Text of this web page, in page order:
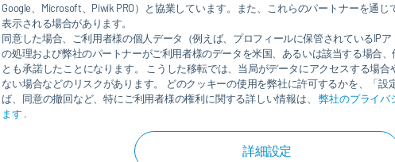
Google、Microsoft、Piwik PRO）と協業しています。また、これらのパートナーを通
表示される場合があります。
同意した場合、ご利用者様の個人データ（例えば、プロフィールに保管されているIP
の処理および弊社のパートナーがご利用者様のデータを米国、あるいは該当する場合
とも承諾したことになります。 こうした移転では、当局がデータにアクセスする場合
ない場合などのリスクがあります。 どのクッキーの使用を弊社に許可するかを、「設
ば、同意の撤回など、特にご利用者様の権利に関する詳しい情報は、弊社のプライバ
ます .
詳細設定